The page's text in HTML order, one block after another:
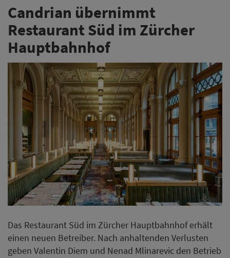
Candrian übernimmt
Restaurant Süd im Zürcher
Hauptbahnhof
Das Restaurant Süd im Zürcher Hauptbahnhof erhält
einen neuen Betreiber. Nach anhaltenden Verlusten
geben Valentin Diem und Nenad Mlinarevic den Betrieb